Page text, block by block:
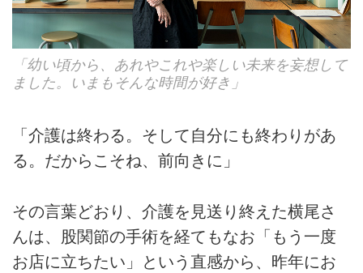
「幼い頃から、あれやこれや楽しい未来を妄想して
ました。いまもそんな時間が好き」
「介護は終わる。そして自分にも終わりがあ
る。だからこそね、前向きに」
その言葉どおり、介護を見送り終えた横尾さ
んは、股関節の手術を経てもなお「もう一度
お店に立ちたい」という直感から、昨年にお